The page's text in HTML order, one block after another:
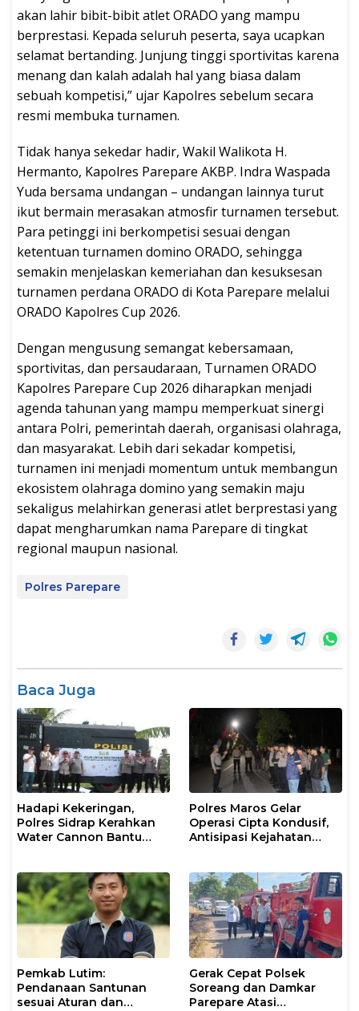
akan lahir bibit-bibit atlet ORADO yang mampu
berprestasi. Kepada seluruh peserta, saya ucapkan
selamat bertanding. Junjung tinggi sportivitas karena
menang dan kalah adalah hal yang biasa dalam
sebuah kompetisi,” ujar Kapolres sebelum secara
resmi membuka turnamen.
Tidak hanya sekedar hadir, Wakil Walikota H.
Hermanto, Kapolres Parepare AKBP. Indra Waspada
Yuda bersama undangan – undangan lainnya turut
ikut bermain merasakan atmosfir turnamen tersebut.
Para petinggi ini berkompetisi sesuai dengan
ketentuan turnamen domino ORADO, sehingga
semakin menjelaskan kemeriahan dan kesuksesan
turnamen perdana ORADO di Kota Parepare melalui
ORADO Kapolres Cup 2026.
Dengan mengusung semangat kebersamaan,
sportivitas, dan persaudaraan, Turnamen ORADO
Kapolres Parepare Cup 2026 diharapkan menjadi
agenda tahunan yang mampu memperkuat sinergi
antara Polri, pemerintah daerah, organisasi olahraga,
dan masyarakat. Lebih dari sekadar kompetisi,
turnamen ini menjadi momentum untuk membangun
ekosistem olahraga domino yang semakin maju
sekaligus melahirkan generasi atlet berprestasi yang
dapat mengharumkan nama Parepare di tingkat
regional maupun nasional.
Polres Parepare
Baca Juga
Hadapi Kekeringan,
Polres Sidrap Kerahkan
Water Cannon Bantu
Polres Maros Gelar
Operasi Cipta Kondusif,
Antisipasi Kejahatan
Pemkab Lutim:
Pendanaan Santunan
sesuai Aturan dan
Gerak Cepat Polsek
Soreang dan Damkar
Parepare Atasi